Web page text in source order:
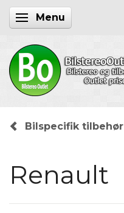
Skifte navigation
Menu
Bilspecifik tilbehør
Renault